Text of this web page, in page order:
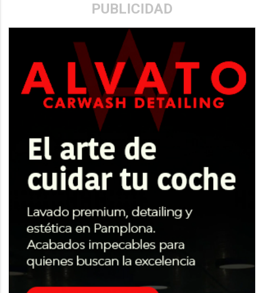
PUBLICIDAD